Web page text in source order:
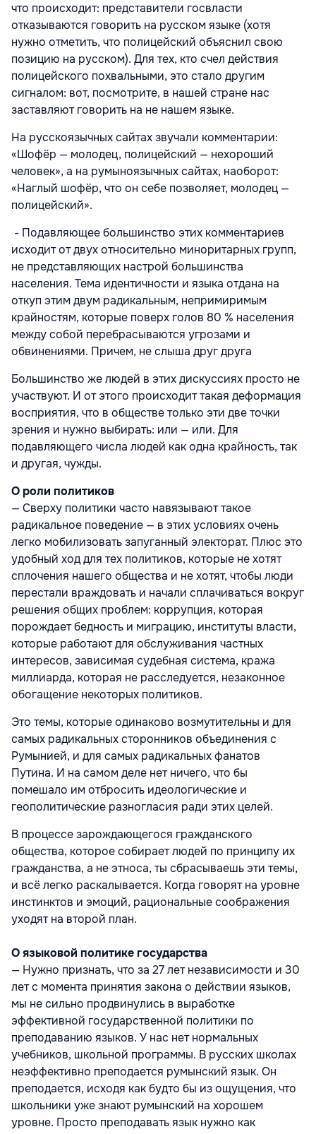
что происходит: представители госвласти
отказываются говорить на русском языке (хотя
нужно отметить, что полицейский объяснил свою
позицию на русском). Для тех, кто счел действия
полицейского похвальными, это стало другим
сигналом: вот, посмотрите, в нашей стране нас
заставляют говорить на не нашем языке.
На русскоязычных сайтах звучали комментарии:
«Шофёр — молодец, полицейский — нехороший
человек», а на румыноязычных сайтах, наоборот:
«Наглый шофёр, что он себе позволяет, молодец —
полицейский».
- Подавляющее большинство этих комментариев
исходит от двух относительно миноритарных групп,
не представляющих настрой большинства
населения. Тема идентичности и языка отдана на
откуп этим двум радикальным, непримиримым
крайностям, которые поверх голов 80 % населения
между собой перебрасываются угрозами и
обвинениями. Причем, не слыша друг друга
Большинство же людей в этих дискуссиях просто не
участвуют. И от этого происходит такая деформация
восприятия, что в обществе только эти две точки
зрения и нужно выбирать: или — или. Для
подавляющего числа людей как одна крайность, так
и другая, чужды.
О роли политиков
— Сверху политики часто навязывают такое
радикальное поведение — в этих условиях очень
легко мобилизовать запуганный электорат. Плюс это
удобный ход для тех политиков, которые не хотят
сплочения нашего общества и не хотят, чтобы люди
перестали враждовать и начали сплачиваться вокруг
решения общих проблем: коррупция, которая
порождает бедность и миграцию, институты власти,
которые работают для обслуживания частных
интересов, зависимая судебная система, кража
миллиарда, которая не расследуется, незаконное
обогащение некоторых политиков.
Это темы, которые одинаково возмутительны и для
самых радикальных сторонников объединения с
Румынией, и для самых радикальных фанатов
Путина. И на самом деле нет ничего, что бы
помешало им отбросить идеологические и
геополитические разногласия ради этих целей.
В процессе зарождающегося гражданского
общества, которое собирает людей по принципу их
гражданства, а не этноса, ты сбрасываешь эти темы,
и всё легко раскалывается. Когда говорят на уровне
инстинктов и эмоций, рациональные соображения
уходят на второй план.
О языковой политике государства
— Нужно признать, что за 27 лет независимости и 30
лет с момента принятия закона о действии языков,
мы не сильно продвинулись в выработке
эффективной государственной политики по
преподаванию языков. У нас нет нормальных
учебников, школьной программы. В русских школах
неэффективно преподается румынский язык. Он
преподается, исходя как будто бы из ощущения, что
школьники уже знают румынский на хорошем
уровне. Просто преподавать язык нужно как